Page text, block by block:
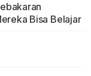
Bisa Belajar